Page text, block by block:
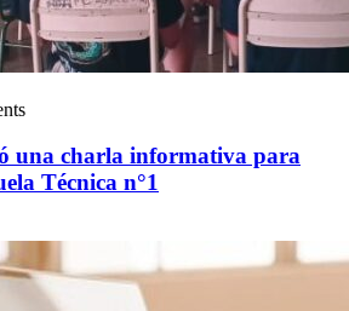
una charla informativa para
Técnica n°1